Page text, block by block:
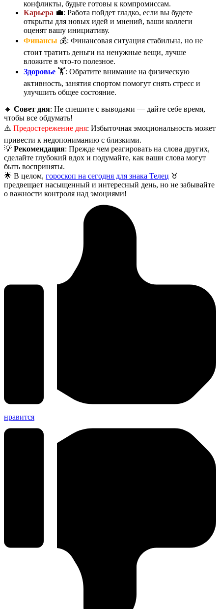
конфликты, будьте готовы к компромиссам.
Карьера 💼: Работа пойдет гладко, если вы будете
открыты для новых идей и мнений, ваши коллеги
оценят вашу инициативу.
Финансы 💰: Финансовая ситуация стабильна, но не
стоит тратить деньги на ненужные вещи, лучше
вложите в что-то полезное.
Здоровье 🏋️: Обратите внимание на физическую
активность, занятия спортом помогут снять стресс и
улучшить общее состояние.
🔸 Совет дня: Не спешите с выводами — дайте себе время,
чтобы все обдумать!
⚠️ Предостережение дня: Избыточная эмоциональность может
привести к недопониманию с близкими.
💡 Рекомендация: Прежде чем реагировать на слова других,
сделайте глубокий вдох и подумайте, как ваши слова могут
быть восприняты.
🌟 В целом, гороскоп на сегодня для знака Телец ♉️
предвещает насыщенный и интересный день, но не забывайте
о важности контроля над эмоциями!
нравится